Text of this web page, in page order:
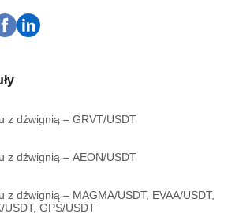
z dźwignią – GRVT/USDT
z dźwignią – AEON/USDT
z dźwignią – MAGMA/USDT, EVAA/USDT,
USDT, GPS/USDT